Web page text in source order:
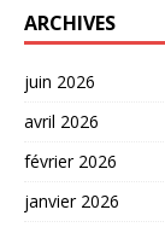
ARCHIVES
juin 2026
avril 2026
février 2026
janvier 2026